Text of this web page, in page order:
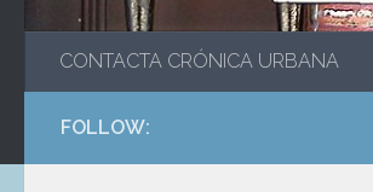
CONTACTA CRÓNICA URBANA
FOLLOW: